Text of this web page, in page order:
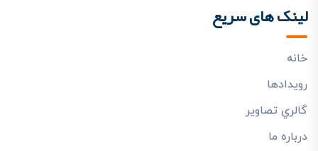
لینک های سریع
خانه
رويدادها
گالري تصاوير
درباره ما